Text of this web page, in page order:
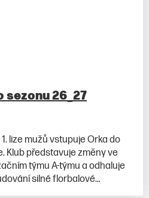
26_27
lize mužů vstupuje Orka do
Klub představuje změny ve
týmu A-týmu a odhaluje
silné florbalové